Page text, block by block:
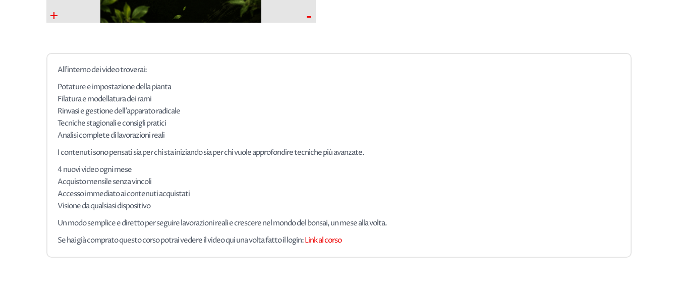
+ -
All’interno dei video troverai:
Potature e impostazione della pianta
Filatura e modellatura dei rami
Rinvasi e gestione dell’apparato radicale
Tecniche stagionali e consigli pratici
Analisi complete di lavorazioni reali
I contenuti sono pensati sia per chi sta iniziando sia per chi vuole approfondire tecniche più avanzate.
4 nuovi video ogni mese
Acquisto mensile senza vincoli
Accesso immediato ai contenuti acquistati
Visione da qualsiasi dispositivo
Un modo semplice e diretto per seguire lavorazioni reali e crescere nel mondo del bonsai, un mese alla volta.
Se hai già comprato questo corso potrai vedere il video qui una volta fatto il login:Link al corso